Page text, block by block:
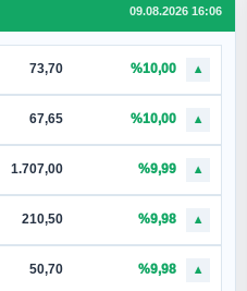
09.08.2026 16:06
73,70 %10,00 ▲
67,65 %10,00 ▲
1.707,00 %9,99 ▲
210,50 %9,98 ▲
50,70 %9,98 ▲